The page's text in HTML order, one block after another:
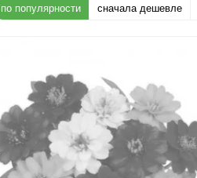
по популярности сначала дешевле